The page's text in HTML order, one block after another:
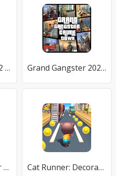
Убийца Титанов 2 (Tap Titans 2) Grand Gangster 2020: игра против кражи авто
Orcs X - Idle Clicker RPG Cat Runner: Decorate Home